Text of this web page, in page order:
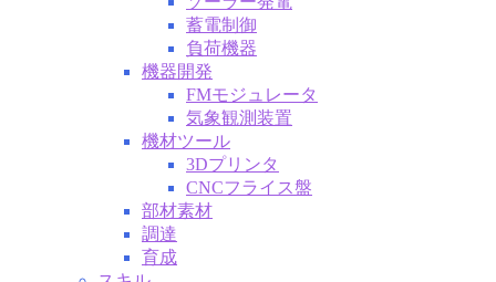
蓄電制御
負荷機器
機器開発
FMモジュレータ
気象観測装置
機材ツール
3Dプリンタ
CNCフライス盤
部材素材
調達
育成